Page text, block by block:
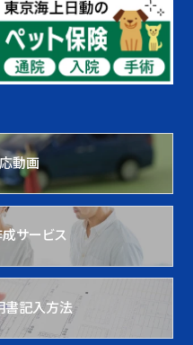
動画
成サービス
書記入方法